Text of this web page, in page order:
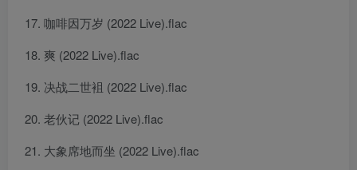
咖啡因万岁 (2022 Live).flac
爽 (2022 Live).flac
决战二世袓 (2022 Live).flac
老伙记 (2022 Live).flac
大象席地而坐 (2022 Live).flac